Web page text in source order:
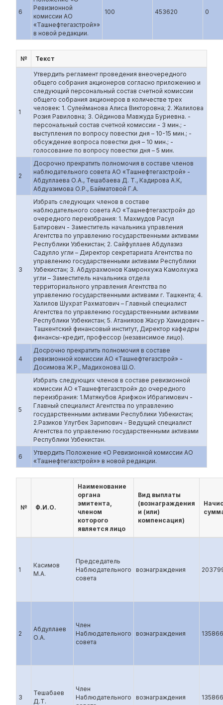
6
Ревизионной
комиссии АО
«Ташнефтегазстрой»»
в новой редакции.
100 453620 0
№ Текст
1
Утвердить регламент проведения внеочередного
общего собрания акционеров согласно приложению и
следующий персональный состав счетной комиссии
общего собрания акционеров в количестве трех
человек: 1. Сулейманова Алиса Викторовна; 2. Жалилова
Розия Равиловна; 3. Ойдинова Мавжуда Буриевна. -
персональный состав счетной комиссии - 3 мин.; -
выступления по вопросу повестки дня – 10-15 мин.; -
обсуждение вопроса повестки дня – 10 мин.; -
голосование по вопросу повестки дня – 5 мин.
2
Досрочно прекратить полномочия в составе членов
наблюдательного совета АО «Ташнефтегазстрой» -
Абдуллаева О.А., Тешабаева Д. Т., Кадирова А.К,
Абдуазимова О.Р., Байматовой Г.А.
3
Избрать следующих членов в составе
наблюдательного совета АО «Ташнефтегазстрой» до
очередного переизбрания: 1. Махмудов Расул
Батирович - Заместитель начальника управления
Агентства по управлению государственными активами
Республики Узбекистан; 2. Сайфуллаев Абдулазиз
Садулло угли – Директор секретариата Агентства по
управлению государственными активами Республики
Узбекистан; 3. Абдурахмонов Камронхужа Камолхужа
угли – Заместитель начальника отдела
территориального управления Агентства по
управлению государственными активами г. Ташкента; 4.
Халилов Шухрат Рахматович – Главный специалист
Агентства по управлению государственными активами
Республики Узбекистан; 5. Атаниязов Жасур Хамидович –
Ташкентский финансовый институт, Директор кафедры
финансы-кредит, профессор (независимое лицо).
4
Досрочно прекратить полномочия в составе
ревизионной комиссии АО «Ташнефтегазстрой» -
Досимова Ж.Р., Мадихонова Ш.О.
5
Избрать следующих членов в составе ревизионной
комиссии АО «Ташнефтегазстрой» до очередного
переизбрания: 1.Матякубов Арифжон Ибрагимович -
Главный специалист Агентства по управлению
государственными активами Республики Узбекистан;
2.Разиков Улугбек Зарипович - Ведущий специалист
Агентства по управлению государственными активами
Республики Узбекистан.
6
Утвердить Положение «О Ревизионной комиссии АО
«Ташнефтегазстрой»» в новой редакции.
№ Ф.И.О.
Наименование
органа
эмитента,
членом
которого
является лицо
Вид выплаты
(вознаграждения
и (или)
компенсация)
1
Касимов
М.А.
Председатель
Наблюдательного
совета
вознаграждения
2
Абдуллаев
О.А.
Член
Наблюдательного
совета
вознаграждения
3
Тешабаев
Д.Т.
Член
Наблюдательного
вознаграждения